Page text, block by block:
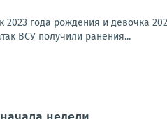
года рождения и девочка
ВСУ получили ранения...